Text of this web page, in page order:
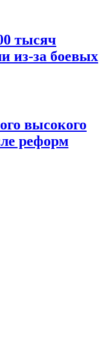
тысяч
из-за боевых
высокого
реформ